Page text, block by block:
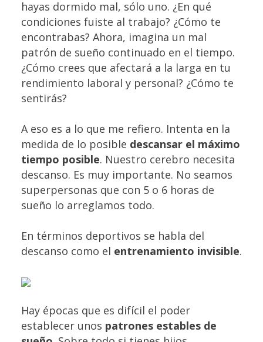
hayas dormido mal, sólo uno. ¿En qué
condiciones fuiste al trabajo? ¿Cómo te
encontrabas? Ahora, imagina un mal
patrón de sueño continuado en el tiempo.
¿Cómo crees que afectará a la larga en tu
rendimiento laboral y personal? ¿Cómo te
sentirás?
A eso es a lo que me refiero. Intenta en la
medida de lo posible descansar el máximo
tiempo posible. Nuestro cerebro necesita
descanso. Es muy importante. No seamos
superpersonas que con 5 o 6 horas de
sueño lo arreglamos todo.
En términos deportivos se habla del
descanso como el entrenamiento invisible.
Hay épocas que es difícil el poder
establecer unos patrones estables de